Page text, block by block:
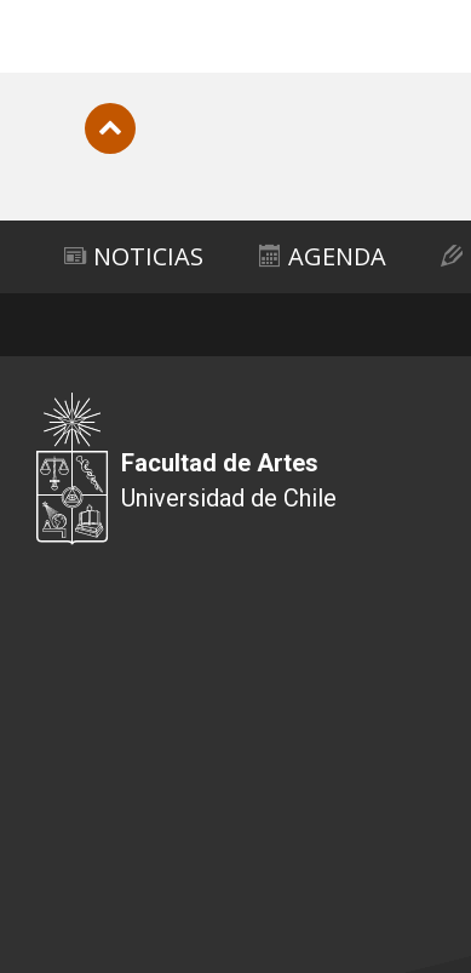
NOTICIAS AGENDA
Facultad de Artes
Universidad de Chile